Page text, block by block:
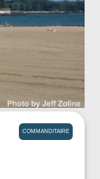
COMMANDITAIRE